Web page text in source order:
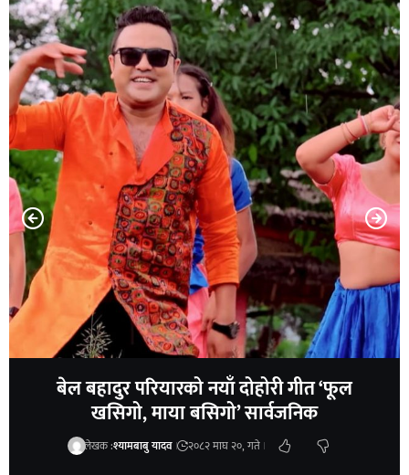
बेल बहादुर परियारको नयाँ दोहोरी गीत ‘फूल
खसिगो, माया बसिगो’ सार्वजनिक
लेखक :श्यामबाबु यादव २०८२ माघ २०, गते